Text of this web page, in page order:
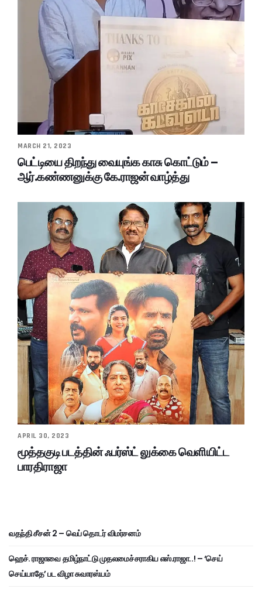
MARCH 21, 2023
பெட்டியை திறந்து வையுங்க காசு கொட்டும் –
ஆர்.கண்ணனுக்கு கே.ராஜன் வாழ்த்து
APRIL 30, 2023
மூத்தகுடி படத்தின் ஃபர்ஸ்ட் லுக்கை வெளியிட்ட
பாரதிராஜா
வதந்தி சீசன் 2 – வெப் தொடர் விமர்சனம்
ஹெச். ராஜாவை தமிழ்நாட்டு முதலமைச்சராகிய எஸ்.ராஜா..! – ‘செய்
செய்யாதே’ பட விழா சுவாரஸ்யம்